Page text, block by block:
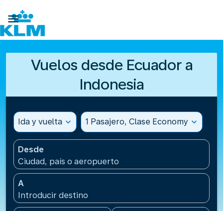

Vuelos desde Ecuador a
Indonesia
Ida y vuelta expand_more 1 Pasajero, Clase Economy expand_more
Desde
Ciudad, país o aeropuerto
A
Introducir destino